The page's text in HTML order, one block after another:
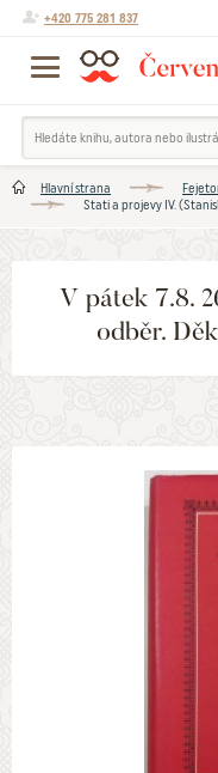
+420 775 281 837
Hlavní strana
Stati a projevy IV.
V pátek 7.8.
odběr.